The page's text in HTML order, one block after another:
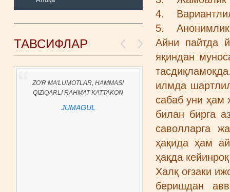
ТАВСИФЛАР
ZO'R MA'LUMOTLAR, HAMMASI
QIZIQARLI RAHMAT KATTAKON
JUMAGUL
4.
5. Анонимлик
Айни пайтда
яқиндан
илмда
сабаб уни ҳам
билан бирга
саволларга
ҳақида ҳам
ҳақда
Халқ оғзаки
беришдан